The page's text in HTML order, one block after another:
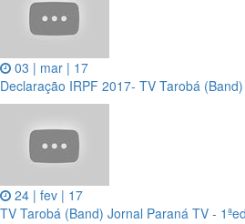
03 | mar | 17
Declaração IRPF 2017- TV Tarobá (Band)
24 | fev | 17
TV Tarobá (Band) Jornal Paraná TV -